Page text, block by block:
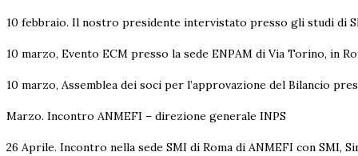
10 febbraio. Il nostro presidente intervistato presso gli studi di
10 marzo, Evento ECM presso la sede ENPAM di Via Torino, in
10 marzo, Assemblea dei soci per l’approvazione del Bilancio
Marzo. Incontro ANMEFI – direzione generale INPS
26 Aprile. Incontro nella sede SMI di Roma di ANMEFI con SMI,